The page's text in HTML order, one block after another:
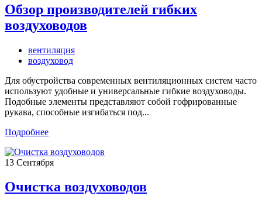
Обзор производителей гибких
воздуховодов
вентиляция
воздуховод
Для обустройства современных вентиляционных систем часто
используют удобные и универсальные гибкие воздуховоды.
Подобные элементы представляют собой гофрированные
рукава, способные изгибаться под...
Подробнее
13 Сентября
Очистка воздуховодов